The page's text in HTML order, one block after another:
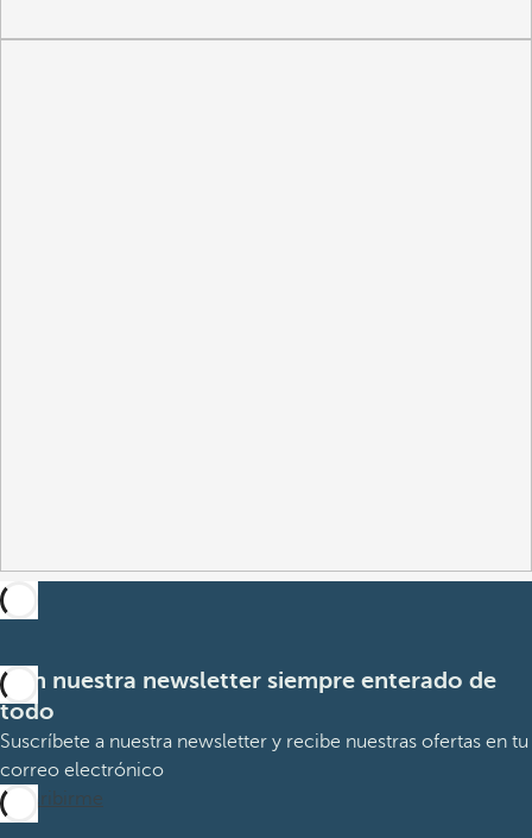
Con nuestra newsletter siempre enterado de
todo
Suscríbete a nuestra newsletter y recibe nuestras ofertas en tu
correo electrónico
Suscribirme